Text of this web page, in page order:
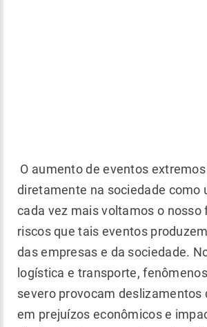
O aumento de eventos
diretamente na sociedade como
cada vez mais voltamos o nosso
riscos que tais eventos
das empresas e da sociedade.
logística e transporte,
severo provocam deslizamentos
em prejuízos econômicos e